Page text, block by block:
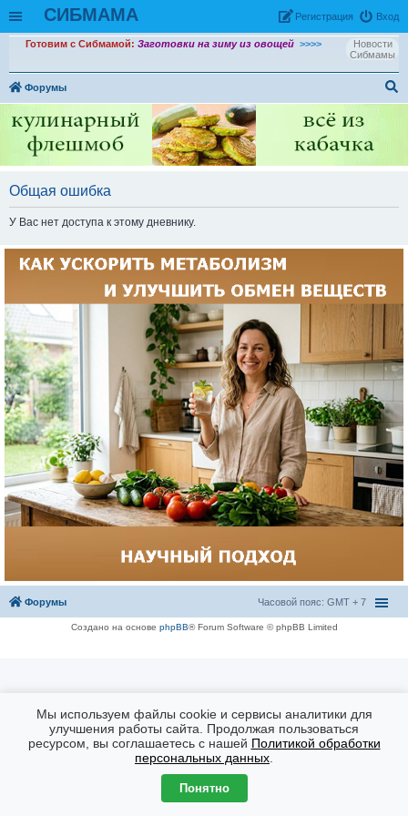
СИБМАМА Вход
Рeгиcтpaция
Новости
Сибмамы
Готовим с Сибмамой: Заготовки на зиму из овощей >>>>
Форумы
Общая ошибка
У Вас нет доступа к этому дневнику.
Форумы Часовой пояс: GMT + 7
Создано на основе phpBB® Forum Software © phpBB Limited
Мы используем файлы cookie и сервисы аналитики для
улучшения работы сайта. Продолжая пользоваться
ресурсом, вы соглашаетесь с нашей Политикой обработки
персональных данных
Понятно